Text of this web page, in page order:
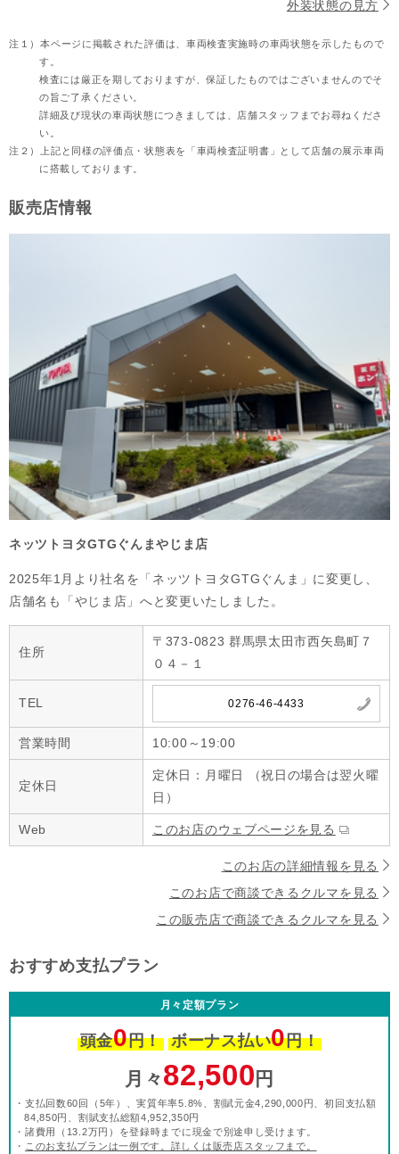
外装状態の見方
注１）本ページに掲載された評価は、車両検査実施時の車両状態を示したもので
す。
検査には厳正を期しておりますが、保証したものではございませんのでそ
の旨ご了承ください。
詳細及び現状の車両状態につきましては、店舗スタッフまでお尋ねくださ
い。
注２）
上記と同様の評価点・状態表を「車両検査証明書」として店舗の展示車両
に搭載しております。
販売店情報
ネッツトヨタGTGぐんまやじま店
2025年1月より社名を「ネッツトヨタGTGぐんま」に変更し、
店舗名も「やじま店」へと変更いたしました。
住所
〒373-0823 群馬県太田市西矢島町７
０４－１
TEL 0276-46-4433
営業時間 10:00～19:00
定休日
定休日：月曜日 （祝日の場合は翌火曜
日）
Web このお店のウェブページを見る
このお店の詳細情報を見る
このお店で商談できるクルマを見る
この販売店で商談できるクルマを見る
おすすめ支払プラン
月々定額プラン
頭金0円！ ボーナス払い0円！
月々82,500 円
・支払回数60回（5年）、実質年率5.8%、割賦元金4,290,000円、初回支払額
84,850円、割賦支払総額4,952,350円
・諸費用（13.2万円）を登録時までに現金で別途申し受けます。
・ このお支払プランは一例です。詳しくは販売店スタッフまで。